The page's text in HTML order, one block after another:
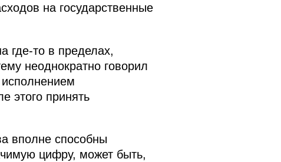
на государственные
где‑то в пределах,
неоднократно говорил
исполнением
этого принять
вполне способны
цифру, может быть,